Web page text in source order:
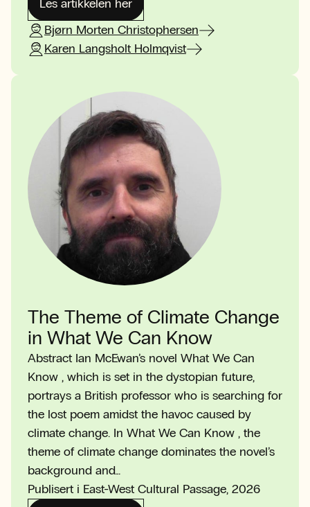
Les artikkelen her
Bjørn Morten Christophersen
Karen Langsholt Holmqvist
The Theme of Climate Change
in What We Can Know
Abstract Ian McEwan’s novel What We Can
Know , which is set in the dystopian future,
portrays a British professor who is searching for
the lost poem amidst the havoc caused by
climate change. In What We Can Know , the
theme of climate change dominates the novel’s
background and…
Publisert i East-West Cultural Passage, 2026